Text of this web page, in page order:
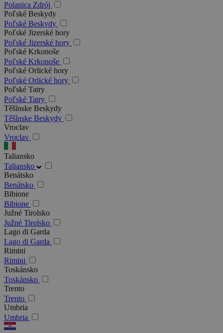
Polanica Zdrój
Poľské Beskydy
Poľské Beskydy
Poľské Jizerské hory
Poľské Jizerské hory
Poľské Krkonoše
Poľské Krkonoše
Poľské Orlické hory
Poľské Orlické hory
Poľské Tatry
Poľské Tatry
Těšínske Beskydy
Těšínske Beskydy
Vroclav
Vroclav
Taliansko
Taliansko
Benátsko
Benátsko
Bibione
Bibione
Južné Tirolsko
Južné Tirolsko
Lago di Garda
Lago di Garda
Rimini
Rimini
Toskánsko
Toskánsko
Trento
Trento
Umbria
Umbria